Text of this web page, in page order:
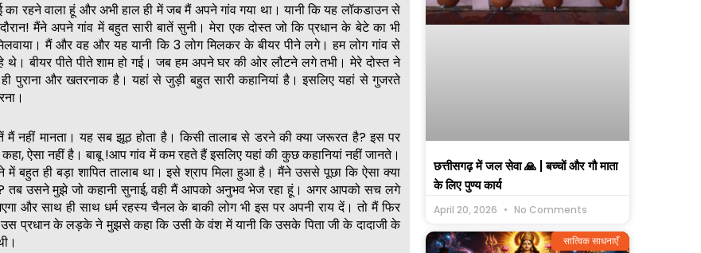
का रहने वाला हूं और अभी हाल ही में जब मैं अपने गांव गया था। यानी कि यह लॉकडाउन से
मैंने अपने गांव में बहुत सारी बातें सुनी। मेरा एक दोस्त जो कि प्रधान के बेटे का भी
मैं और वह और यह यानी कि 3 लोग मिलकर के बीयर पीने लगे। हम लोग गांव से
थे। बीयर पीते पीते शाम हो गई। जब हम अपने घर की ओर लौटने लगे तभी। मेरे दोस्त ने
पुराना और खतरनाक है। यहां से जुड़ी बहुत सारी कहानियां है। इसलिए यहां से गुजरते
नहीं मानता। यह सब झूठ होता है। किसी तालाब से डरने की क्या जरूरत है? इस पर
ऐसा नहीं है। बाबू !आप गांव में कम रहते हैं इसलिए यहां की कुछ कहानियां नहीं जानते।
में बहुत ही बड़ा शापित तालाब था। इसे श्राप मिला हुआ है। मैंने उससे पूछा कि ऐसा क्या
तब उसने मुझे जो कहानी सुनाई, वही मैं आपको अनुभव भेज रहा हूं। अगर आपको सच लगे
और साथ ही साथ धर्म रहस्य चैनल के बाकी लोग भी इस पर अपनी राय दें। तो मैं फिर
प्रधान के लड़के ने मुझसे कहा कि उसी के वंश में यानी कि उसके पिता जी के दादाजी के
छत्तीसगढ़ में जल सेवा 🙏 | बच्चों और गौ माता
के लिए पुण्य कार्य
April 20, 2026 No Comments
सात्विक साधनाएँ